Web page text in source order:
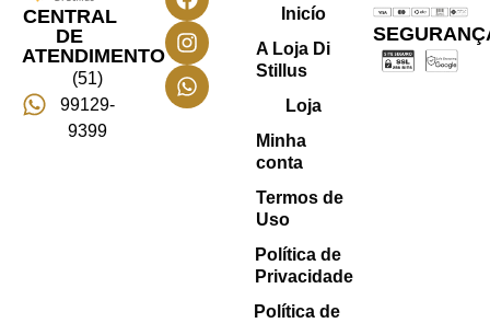
CENTRAL
DE
ATENDIMENTO
(51)
99129-
9399
Inicío
A Loja Di
Stillus
Loja
Minha
conta
Termos de
Uso
Política de
Privacidade
Política de